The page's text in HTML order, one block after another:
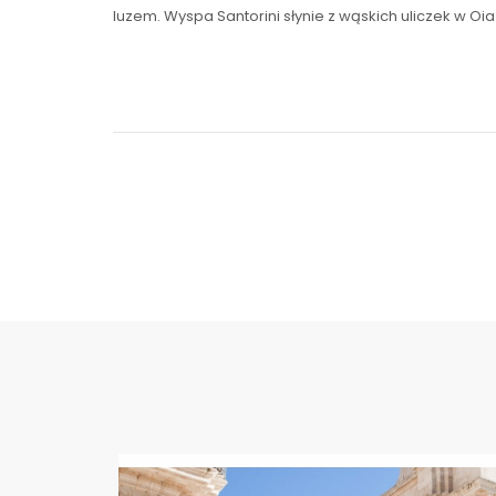
luzem. Wyspa Santorini słynie z wąskich uliczek w